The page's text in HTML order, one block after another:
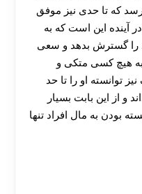
که تا حدی نیز موفق
آینده این است که به
را گسترش بدهد و سعی
به هیچ کسی متکی و
توانسته او را تا حد
و از این بابت بسیار
بودن به مال افراد تنها